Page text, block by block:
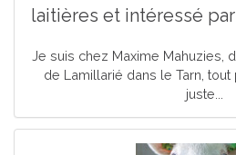
laitières et intéressé
Je suis chez Maxime Mahuzies,
de Lamillarié dans le Tarn, tout
juste...